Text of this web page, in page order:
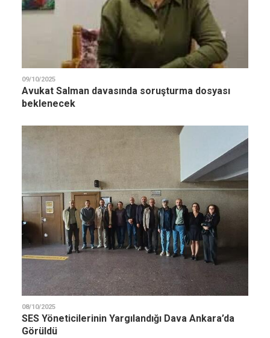
09/10/2025
Avukat Salman davasında soruşturma dosyası
beklenecek
08/10/2025
SES Yöneticilerinin Yargılandığı Dava Ankara’da
Görüldü